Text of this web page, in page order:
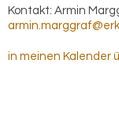
Kontakt: Armin
in meinen Kalender